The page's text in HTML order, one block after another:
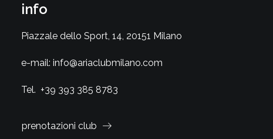
info
Piazzale dello Sport, 14, 20151 Milano
e-mail: info@ariaclubmilano.com
Tel. +39 393 385 8783
prenotazioni club